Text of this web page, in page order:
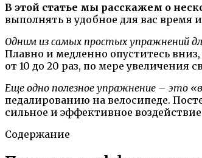
В этой статье мы расскажем о
выполнять в удобное для вас время
Одним из самых простых упражнений
Плавно и медленно опуститесь
от 10 до 20 раз, по мере увеличения
Еще одно полезное упражнение – это
педалированию на велосипеде.
сильное и эффективное
Содержание